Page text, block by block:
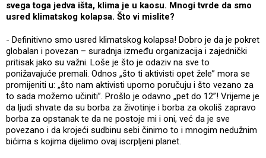
svega toga jedva išta, klima je u kaosu. Mnogi tvrde da smo
usred klimatskog kolapsa. Što vi mislite?
- Definitivno smo usred klimatskog kolapsa! Dobro je da je pokret
globalan i povezan – suradnja između organizacija i zajednički
pritisak jako su važni. Loše je što je odaziv na sve to
ponižavajuće premali. Odnos „što ti aktivisti opet žele” mora se
promijeniti u: „što nam aktivisti uporno poručuju i što vezano za
to sada možemo učiniti”. Prošlo je odavno „pet do 12”! Vrijeme je
da ljudi shvate da su borba za životinje i borba za okoliš zapravo
borba za opstanak te da ne postoje mi i oni, već da je sve
povezano i da krojeći sudbinu sebi činimo to i mnogim nedužnim
bićima s kojima dijelimo ovaj iscrpljeni planet.